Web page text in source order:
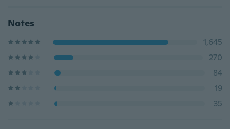
Notes
1,645
270
84
19
35